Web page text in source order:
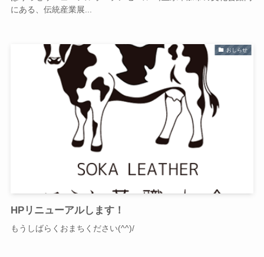
にある、伝統産業展...
おしらせ
HPリニューアルします！
もうしばらくおまちください(^^)/